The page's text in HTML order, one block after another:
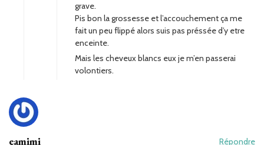
grave.
Pis bon la grossesse et l’accouchement ça me
fait un peu flippé alors suis pas préssée d’y etre
enceinte.
Mais les cheveux blancs eux je m’en passerai
volontiers.
eamimi Répondre